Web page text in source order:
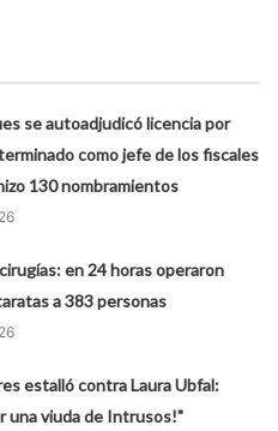
se autoadjudicó licencia por
como jefe de los fiscales
130 nombramientos
en 24 horas operaron
a 383 personas
estalló contra Laura Ubfal:
una viuda de Intrusos!"